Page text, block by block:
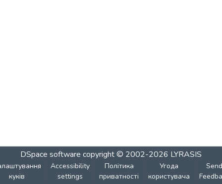
DSpace software copyright © 2002-2026 LYRASIS
куків
Accessibility
settings
Політика
приватності
Угода
користувача
Send